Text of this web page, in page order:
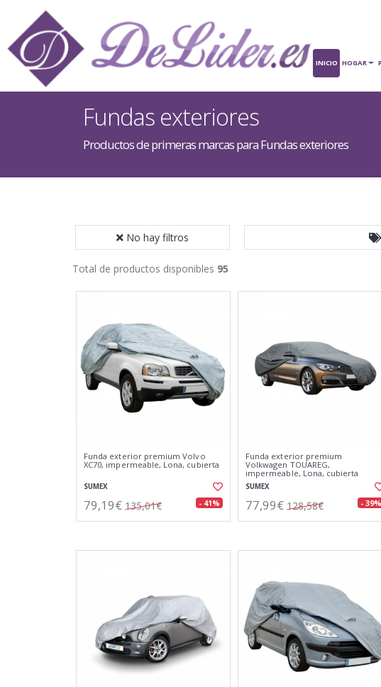
INICIO HOGAR
Fundas exteriores
Productos de primeras marcas para Fundas exteriores
No hay filtros
Total de productos disponibles 95
Funda exterior premium Volvo
XC70, impermeable, Lona, cubierta
SUMEX
79,19€ 135,01€ - 41%
Funda exterior premium
Volkwagen TOUAREG,
impermeable, Lona, cubierta
SUMEX
77,99€ 128,58€ - 39%